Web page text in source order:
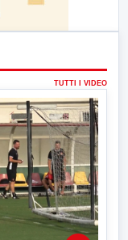
TUTTI I VIDEO